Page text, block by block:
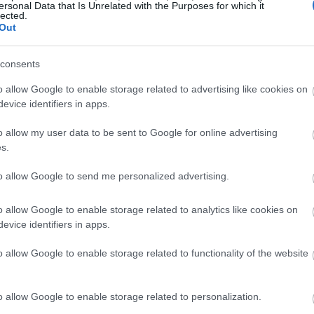
Data that Is Unrelated with the Purposes for which it
allow Google to enable storage related to advertising like cookies on
identifiers in apps.
allow my user data to be sent to Google for online advertising
allow Google to send me personalized advertising.
allow Google to enable storage related to analytics like cookies on
identifiers in apps.
allow Google to enable storage related to functionality of the website
allow Google to enable storage related to personalization.
υποχρεώσεις, υπάρχει η πιθανότητα να
μπορεί να σε σώσει από πολλές δύσκολες
τη σχέση σου
κάτι
πρακτικά. Βλέπεις ότι έχει τελειώσει το γάλα; Πας
Δεν έχεις σιδερωμένα ρούχα; Πας και το κάνεις.
και δεν θεωρείται ότι είναιγυναικεία υποχρέωση
και βρίσκει λύση για το πρόβλημα, χωρίς να το